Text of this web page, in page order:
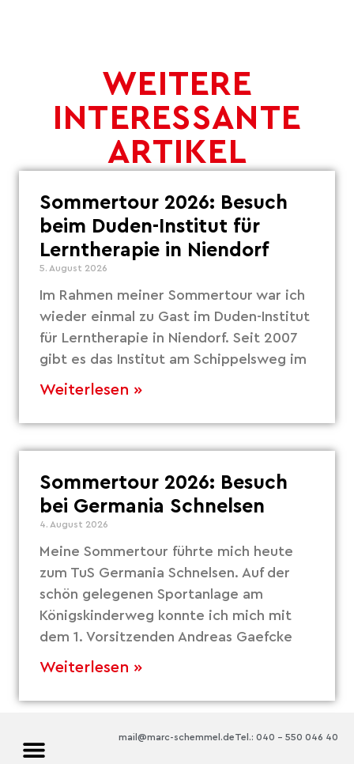
WEITERE
INTERESSANTE
ARTIKEL
Sommertour 2026: Besuch
beim Duden-Institut für
Lerntherapie in Niendorf
5. August 2026
Im Rahmen meiner Sommertour war ich
wieder einmal zu Gast im Duden-Institut
für Lerntherapie in Niendorf. Seit 2007
gibt es das Institut am Schippelsweg im
Weiterlesen »
Sommertour 2026: Besuch
bei Germania Schnelsen
4. August 2026
Meine Sommertour führte mich heute
zum TuS Germania Schnelsen. Auf der
schön gelegenen Sportanlage am
Königskinderweg konnte ich mich mit
dem 1. Vorsitzenden Andreas Gaefcke
Weiterlesen »
Tel.: 040 – 550 046 40
mail@marc-schemmel.de